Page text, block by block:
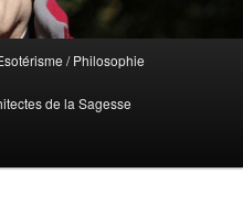
/ Philosophie
de la Sagesse